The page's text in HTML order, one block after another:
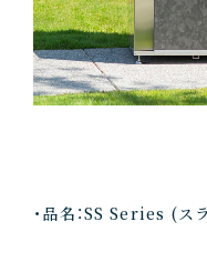
・品名：SS Series (